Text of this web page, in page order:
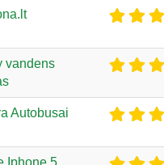
vandens
Autobusai
Iphone 5